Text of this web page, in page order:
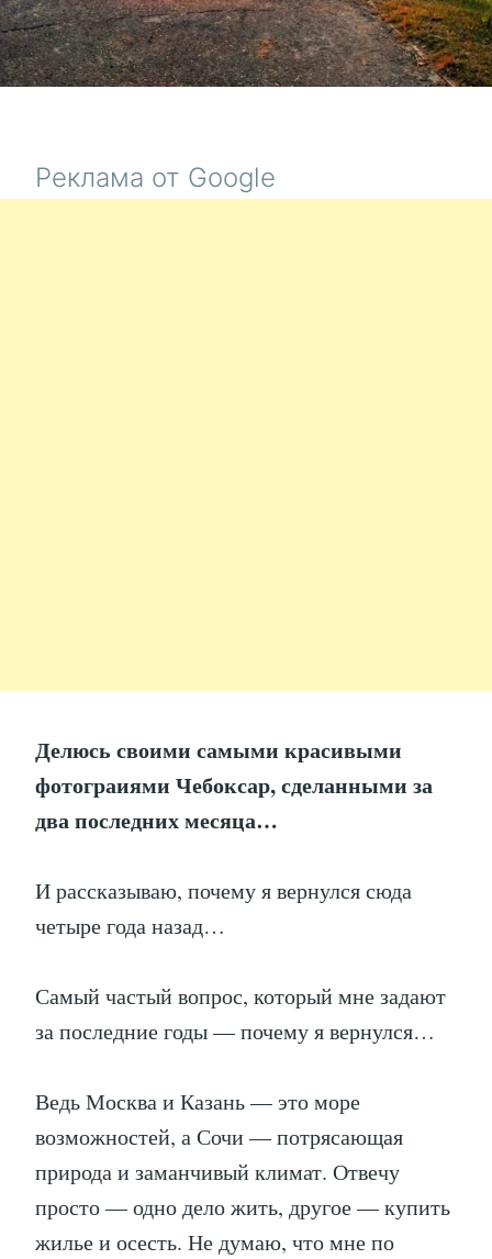
Реклама от Google
Делюсь своими самыми красивыми
фотограиями Чебоксар, сделанными за
два последних месяца…
И рассказываю, почему я вернулся сюда
четыре года назад…
Самый частый вопрос, который мне задают
за последние годы — почему я вернулся…
Ведь Москва и Казань — это море
возможностей, а Сочи — потрясающая
природа и заманчивый климат. Отвечу
просто — одно дело жить, другое — купить
жилье и осесть. Не думаю, что мне по